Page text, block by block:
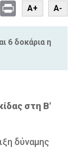
PrintA+ A-
6 δοκάρια η
στη Β'
δύναμης